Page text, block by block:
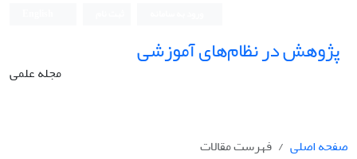
پژوهش در نظام‌های آموزشی
مجله علمی
صفحه اصلی
فهرست مقالات